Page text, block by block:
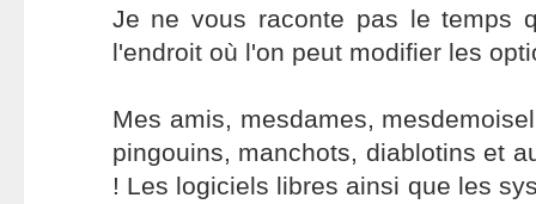
Je ne vous raconte pas le temps
l'endroit où l'on peut modifier les
Mes amis, mesdames,
pingouins, manchots, diablotins et
! Les logiciels libres ainsi que les